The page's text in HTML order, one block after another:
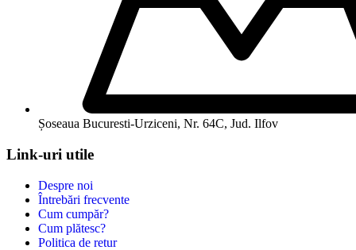
Șoseaua Bucuresti-Urziceni, Nr. 64C, Jud. Ilfov
Link-uri utile
Despre noi
Întrebări frecvente
Cum cumpăr?
Cum plătesc?
Politica de retur